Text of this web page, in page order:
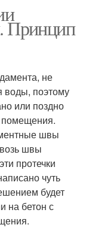
Принцип
не
воды, поэтому
или поздно
помещения.
швы
швы
протечки
чуть
будет
на бетон с